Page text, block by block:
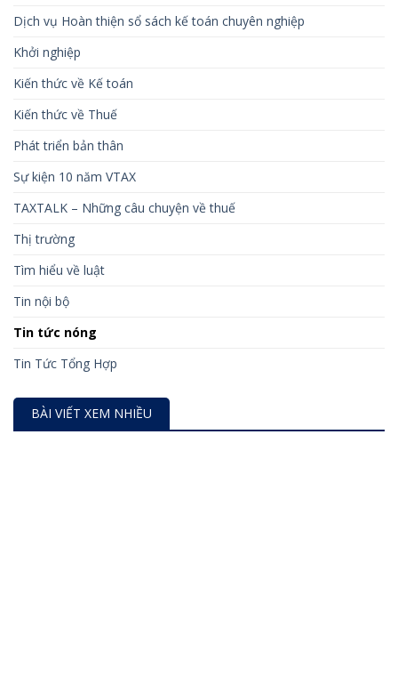
Dịch vụ Hoàn thiện sổ sách kế toán chuyên nghiệp
Khởi nghiệp
Kiến thức về Kế toán
Kiến thức về Thuế
Phát triển bản thân
Sự kiện 10 năm VTAX
TAXTALK – Những câu chuyện về thuế
Thị trường
Tìm hiểu về luật
Tin nội bộ
Tin tức nóng
Tin Tức Tổng Hợp
BÀI VIẾT XEM NHIỀU